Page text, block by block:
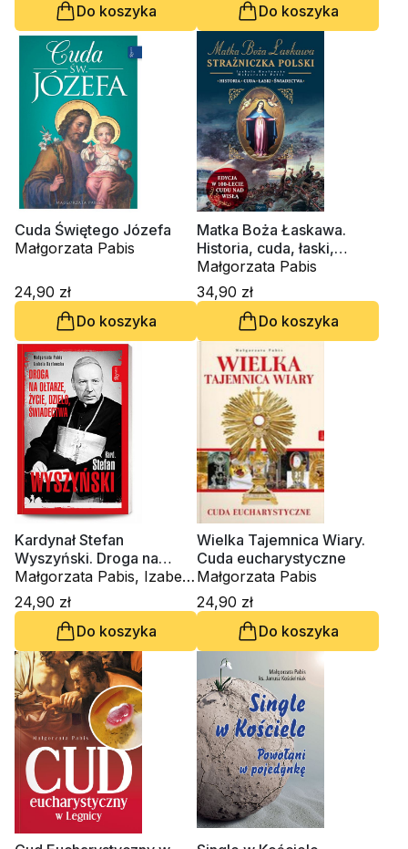
Do koszyka
Do koszyka
Cuda Świętego Józefa
Małgorzata Pabis
24,90 zł
Do koszyka
Matka Boża Łaskawa.
Historia, cuda, łaski,
świadectwa
Małgorzata Pabis
34,90 zł
Do koszyka
Kardynał Stefan
Wyszyński. Droga na
ołtarze, życie, dzieło,
świadectwa
Małgorzata Pabis, Izabela
Kozłowska
24,90 zł
Do koszyka
Wielka Tajemnica Wiary.
Cuda eucharystyczne
Małgorzata Pabis
24,90 zł
Do koszyka